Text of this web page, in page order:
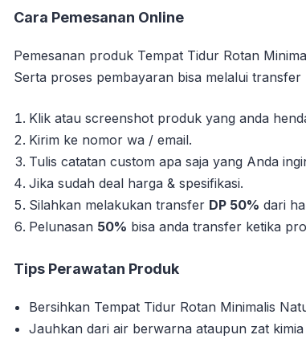
Cara Pemesanan Online
Pemesanan produk Tempat Tidur Rotan
Serta proses pembayaran bisa melalui
Klik atau screenshot produk yang anda
Kirim ke nomor wa / email.
Tulis catatan custom apa saja yang Anda
Jika sudah deal harga & spesifikasi.
Silahkan melakukan transfer DP 50% dari
Pelunasan 50% bisa anda transfer ketika
Tips Perawatan Produk
Bersihkan Tempat Tidur Rotan Minimalis
Jauhkan dari air berwarna ataupun zat kimia